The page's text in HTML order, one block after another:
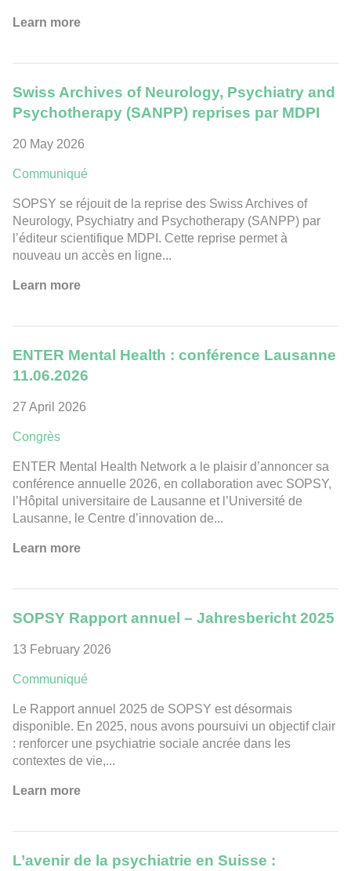
Learn more
Swiss Archives of Neurology, Psychiatry and
Psychotherapy (SANPP) reprises par MDPI
20 May 2026
Communiqué
SOPSY se réjouit de la reprise des Swiss Archives of
Neurology, Psychiatry and Psychotherapy (SANPP) par
l’éditeur scientifique MDPI. Cette reprise permet à
nouveau un accès en ligne...
Learn more
ENTER Mental Health : conférence Lausanne
11.06.2026
27 April 2026
Congrès
ENTER Mental Health Network a le plaisir d’annoncer sa
conférence annuelle 2026, en collaboration avec SOPSY,
l’Hôpital universitaire de Lausanne et l’Université de
Lausanne, le Centre d’innovation de...
Learn more
SOPSY Rapport annuel – Jahresbericht 2025
13 February 2026
Communiqué
Le Rapport annuel 2025 de SOPSY est désormais
disponible. En 2025, nous avons poursuivi un objectif clair
: renforcer une psychiatrie sociale ancrée dans les
contextes de vie,...
Learn more
L’avenir de la psychiatrie en Suisse :